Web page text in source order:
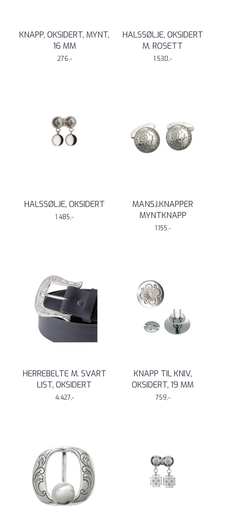
KNAPP, OKSIDERT, MYNT,
16 MM
276,-
HALSSØLJE, OKSIDERT
M. ROSETT
1.530,-
HALSSØLJE, OKSIDERT
1.485,-
MANSJ.KNAPPER
MYNTKNAPP
1.155,-
HERREBELTE M. SVART
LIST, OKSIDERT
4.427,-
KNAPP TIL KNIV,
OKSIDERT, 19 MM
759,-